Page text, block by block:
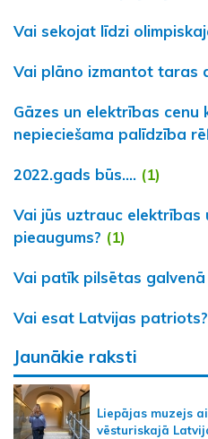
Vai sekojat līdzi
Vai plāno izmantot taras
Gāzes un elektrības cenu
nepieciešama palīdzība
2022.gads būs.... (1)
Vai jūs uztrauc elektrības
pieaugums? (1)
Vai patīk pilsētas galvenā
Vai esat Latvijas patriots?
Jaunākie raksti
Liepājas muzejs
vēsturiskajā